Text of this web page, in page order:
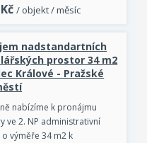
Kč / objekt / měsíc
nadstandartních
prostor 34 m2
Králové - Pražské
nabízíme k pronájmu
ve 2. NP administrativní
výměře 34 m2 k